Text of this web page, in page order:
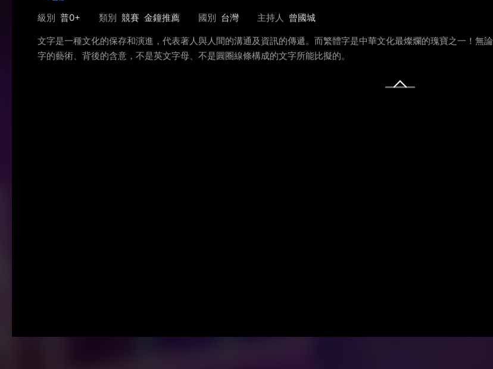
級別 普0+ 類別 競賽 金鐘推薦 國別 台灣 主持人 曾國城
文字是一種文化的保存和演進，代表著人與人間的溝通及資訊的傳遞。而繁體字是中華文化最燦爛的瑰寶之一！無
字的藝術、背後的含意，不是英文字母、不是圓圈線條構成的文字所能比擬的。